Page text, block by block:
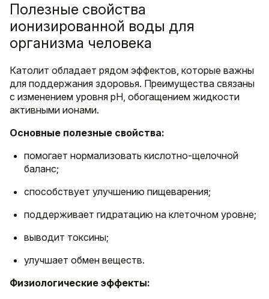
Полезные свойства
ионизированной воды для
организма человека
Католит обладает рядом эффектов, которые важны
для поддержания здоровья. Преимущества связаны
с изменением уровня pH, обогащением жидкости
активными ионами.
Основные полезные свойства:
помогает нормализовать кислотно-щелочной
баланс;
способствует улучшению пищеварения;
поддерживает гидратацию на клеточном уровне;
выводит токсины;
улучшает обмен веществ.
Физиологические эффекты: